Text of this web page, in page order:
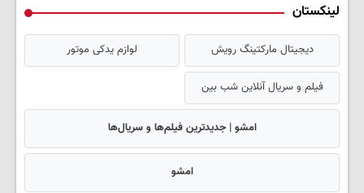
لینکستان
دیجیتال مارکتینگ رویش لوازم یدکی موتور
فیلم و سریال آنلاین شب بین
امشو | جدیدترین فیلم‌ها و سریال‌ها
امشو